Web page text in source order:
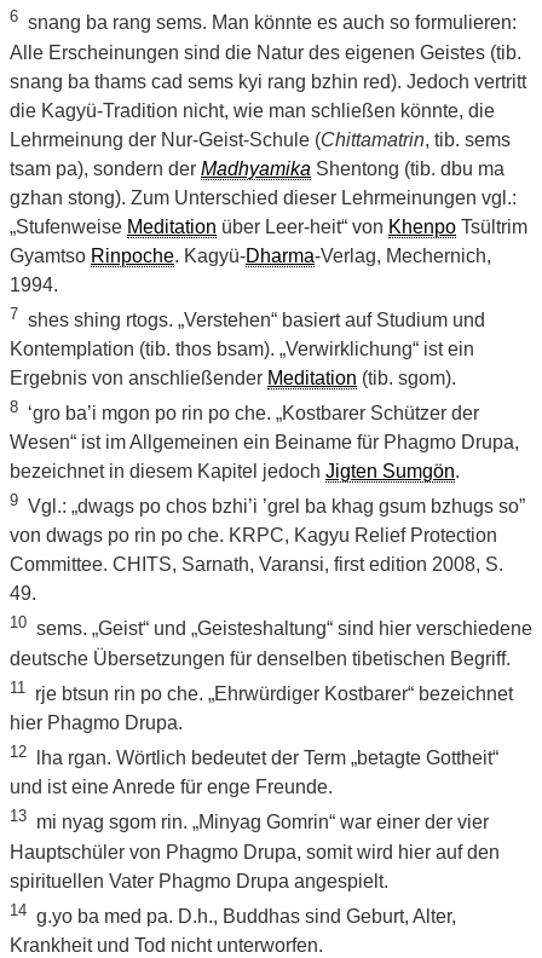
6 snang ba rang sems. Man könnte es auch so formulieren:
Alle Erscheinungen sind die Natur des eigenen Geistes (tib.
snang ba thams cad sems kyi rang bzhin red). Jedoch vertritt
die Kagyü-Tradition nicht, wie man schließen könnte, die
Lehrmeinung der Nur-Geist-Schule (Chittamatrin, tib. sems
tsam pa), sondern der Madhyamika Shentong (tib. dbu ma
gzhan stong). Zum Unterschied dieser Lehrmeinungen vgl.:
„Stufenweise Meditation über Leer-heit“ von Khenpo Tsültrim
Gyamtso Rinpoche. Kagyü-Dharma-Verlag, Mechernich,
1994.
7 shes shing rtogs. „Verstehen“ basiert auf Studium und
Kontemplation (tib. thos bsam). „Verwirklichung“ ist ein
Ergebnis von anschließender Meditation (tib. sgom).
8 ‘gro ba’i mgon po rin po che. „Kostbarer Schützer der
Wesen“ ist im Allgemeinen ein Beiname für Phagmo Drupa,
bezeichnet in diesem Kapitel jedoch Jigten Sumgön.
9 Vgl.: „dwags po chos bzhi’i ’grel ba khag gsum bzhugs so”
von dwags po rin po che. KRPC, Kagyu Relief Protection
Committee. CHITS, Sarnath, Varansi, first edition 2008, S.
49.
10 sems. „Geist“ und „Geisteshaltung“ sind hier verschiedene
deutsche Übersetzungen für denselben tibetischen Begriff.
11
rje btsun rin po che. „Ehrwürdiger Kostbarer“ bezeichnet
hier Phagmo Drupa.
12
lha rgan. Wörtlich bedeutet der Term „betagte Gottheit“
und ist eine Anrede für enge Freunde.
13 mi nyag sgom rin. „Minyag Gomrin“ war einer der vier
Hauptschüler von Phagmo Drupa, somit wird hier auf den
spirituellen Vater Phagmo Drupa angespielt.
14 g.yo ba med pa. D.h., Buddhas sind Geburt, Alter,
Krankheit und Tod nicht unterworfen.